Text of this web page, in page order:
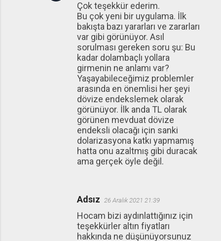
Çok teşekkür ederim.
Bu çok yeni bir uygulama. İlk
bakışta bazı yararları ve zararları
var gibi görünüyor. Asıl
sorulması gereken soru şu: Bu
kadar dolambaçlı yollara
girmenin ne anlamı var?
Yaşayabileceğimiz problemler
arasında en önemlisi her şeyi
dövize endekslemek olarak
görünüyor. İlk anda TL olarak
görünen mevduat dövize
endeksli olacağı için sanki
dolarizasyona katkı yapmamış
hatta onu azaltmış gibi duracak
ama gerçek öyle değil.
Adsız 26 Aralık 2021 21:39
Hocam bizi aydınlattığınız için
teşekkürler altın fiyatları
hakkında ne düşünüyorsunuz